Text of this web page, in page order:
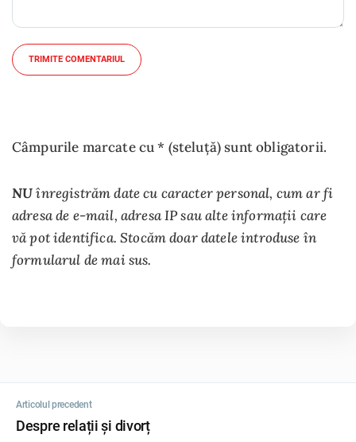
TRIMITE COMENTARIUL
Câmpurile marcate cu * (steluță) sunt obligatorii.
NUînregistrăm date cu caracter personal, cum ar fi
adresa de e-mail, adresa IP sau alte informații care
vă pot identifica. Stocăm doar datele introduse în
formularul de mai sus.
Articolul precedent
Despre relații și divorț